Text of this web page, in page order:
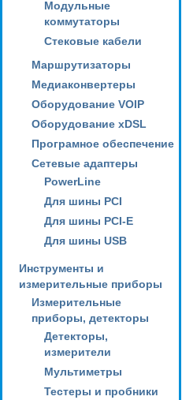
Модульные
коммутаторы
Стековые кабели
Маршрутизаторы
Медиаконвертеры
Оборудование VOIP
Оборудование xDSL
Програмное обеспечение
Сетевые адаптеры
PowerLine
Для шины PCI
Для шины PCI-E
Для шины USB
Инструменты и
измерительные приборы
Измерительные
приборы, детекторы
Детекторы,
измерители
Мультиметры
Тестеры и пробники